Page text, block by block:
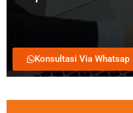
Konsultasi Via Whatsap